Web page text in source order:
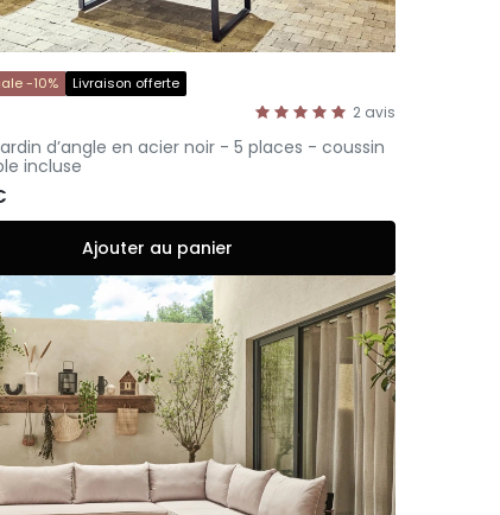
-10% Livraison offerte
2 avis
d’angle en acier noir - 5 places - coussin
incluse
Ajouter au panier